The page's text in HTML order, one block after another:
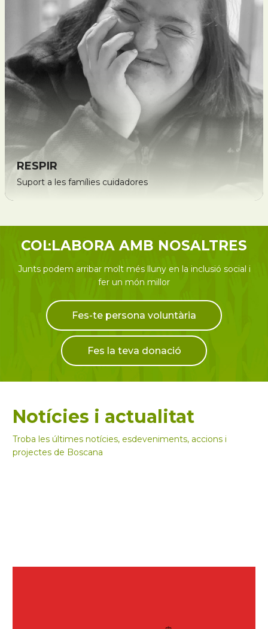
RESPIR
Suport a les famílies cuidadores
COL·LABORA AMB NOSALTRES
Junts podem arribar molt més lluny en la inclusió social i
fer un món millor
Fes-te persona voluntària
Fes la teva donació
Notícies i actualitat
Troba les últimes notícies, esdeveniments, accions i
projectes de Boscana